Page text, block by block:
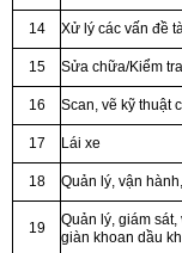
14 Xử lý các vấn đề
15 Sửa chữa/Kiểm
16 Scan, vẽ kỹ thuật
17 Lái xe
18 Quản lý, vận
19
Quản lý, giám
giàn khoan dầu